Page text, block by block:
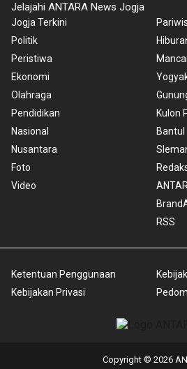
Jelajahi ANTARA News Jogja
Jogja Terkini
Politik
Peristiwa
Ekonomi
Olahraga
Pendidikan
Nasional
Nusantara
Foto
Video
Kulon
Bantul
RSS
Ketentuan Penggunaan
Kebijakan Privasi
Copyright © 2026